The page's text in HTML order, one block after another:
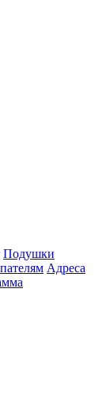
Подушки
Адреса